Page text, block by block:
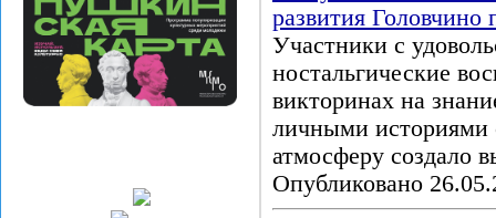
развития
Участники с
ностальгические
викторинах на
личными историями
атмосферу создало
Опубликовано